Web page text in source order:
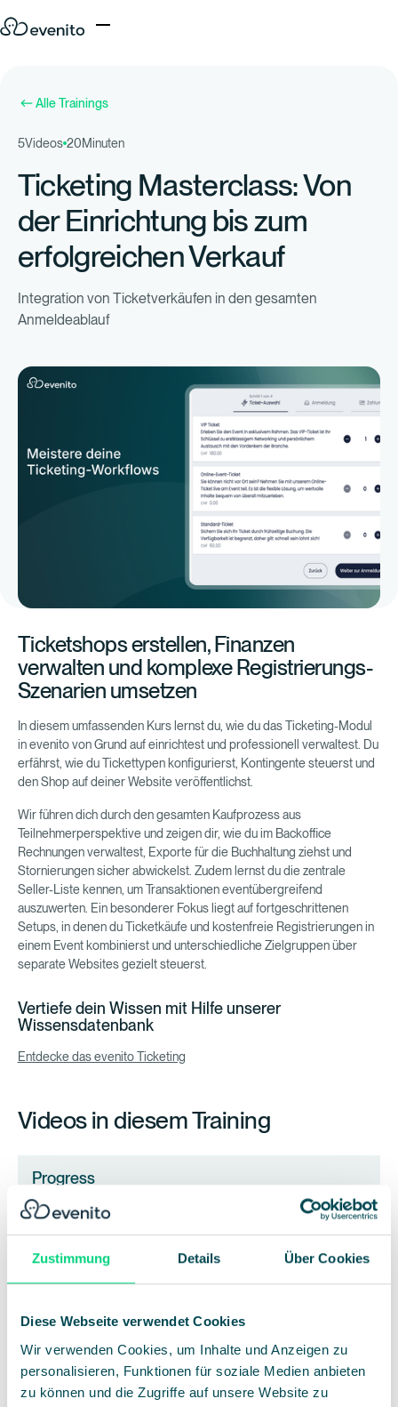
Zustimmung Details Über Cookies
Diese Webseite verwendet Cookies
Wir verwenden Cookies, um Inhalte und Anzeigen zu
personalisieren, Funktionen für soziale Medien anbieten
zu können und die Zugriffe auf unsere Website zu
Alle Trainings
5Videos 20Minuten
Ticketing Masterclass: Von
der Einrichtung bis zum
erfolgreichen Verkauf
Integration von Ticketverkäufen in den gesamten
Anmeldeablauf
Ticketshops erstellen, Finanzen
verwalten und komplexe Registrierungs-
Szenarien umsetzen
In diesem umfassenden Kurs lernst du, wie du das Ticketing-Modul
in evenito von Grund auf einrichtest und professionell verwaltest. Du
erfährst, wie du Tickettypen konfigurierst, Kontingente steuerst und
den Shop auf deiner Website veröffentlichst.
Wir führen dich durch den gesamten Kaufprozess aus
Teilnehmerperspektive und zeigen dir, wie du im Backoffice
Rechnungen verwaltest, Exporte für die Buchhaltung ziehst und
Stornierungen sicher abwickelst. Zudem lernst du die zentrale
Seller-Liste kennen, um Transaktionen eventübergreifend
auszuwerten. Ein besonderer Fokus liegt auf fortgeschrittenen
Setups, in denen du Ticketkäufe und kostenfreie Registrierungen in
einem Event kombinierst und unterschiedliche Zielgruppen über
separate Websites gezielt steuerst.
Vertiefe dein Wissen mit Hilfe unserer
Wissensdatenbank
Entdecke das evenito Ticketing
Videos in diesem Training
Progress
0%
Beginner - Intermediate
5Videos